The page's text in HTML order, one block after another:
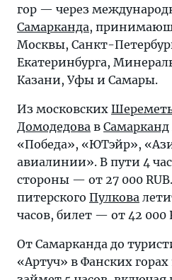
гор — через
Самарканда,
Москвы, Санкт-
Екатеринбурга,
Казани, Уфы и Самары.
Из московских
Домодедова в Самарканд
«Победа», «ЮТэйр»,
авиалинии». В пути 4
стороны — от 27 000
питерского Пулкова
часов, билет — от 42 000
От Самарканда до
«Артуч» в Фанских горах